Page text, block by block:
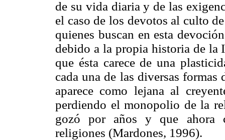
de su vida diaria y de las
el caso de los devotos al culto
quienes buscan en esta
debido a la propia historia de la
que ésta carece de una
cada una de las diversas
aparece como lejana al
perdiendo el monopolio de la
gozó por años y que ahora
religiones (Mardones, 1996).